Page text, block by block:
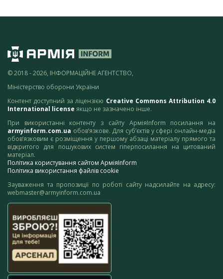
© 2018 - 2026, ІНФОРМАЦІЙНЕ АГЕНТСТВО,
Міністерство оборони України
Контент доступний за ліцензією Creative Commons Attribution 4.0
International license якщо не зазначено інше.
При використанні контенту з сайту АрміяInform посилання на
armyinform.com.ua обов’язкове. Для суб’єктів у сфері онлайн-медіа
обов’язковим є розміщення у першому абзаці матеріалу прямого та
відкритого для пошукових систем гіперпосилання на цитований
матеріал.
Політика користування сайтом АрміяInform
Політика використання файлів cookie
Зауваження та пропозиції по роботі сайту надсилайте на адресу:
webmaster@armyinform.com.ua